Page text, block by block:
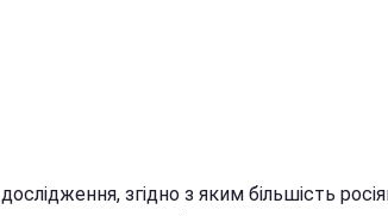
згідно з яким більшість